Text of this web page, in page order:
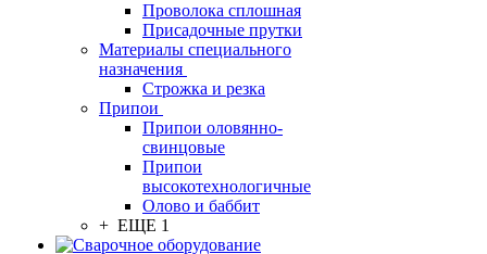
Проволока сплошная
Присадочные прутки
Материалы специального
назначения
Строжка и резка
Припои
Припои оловянно-
свинцовые
Припои
высокотехнологичные
Олово и баббит
+ ЕЩЕ 1